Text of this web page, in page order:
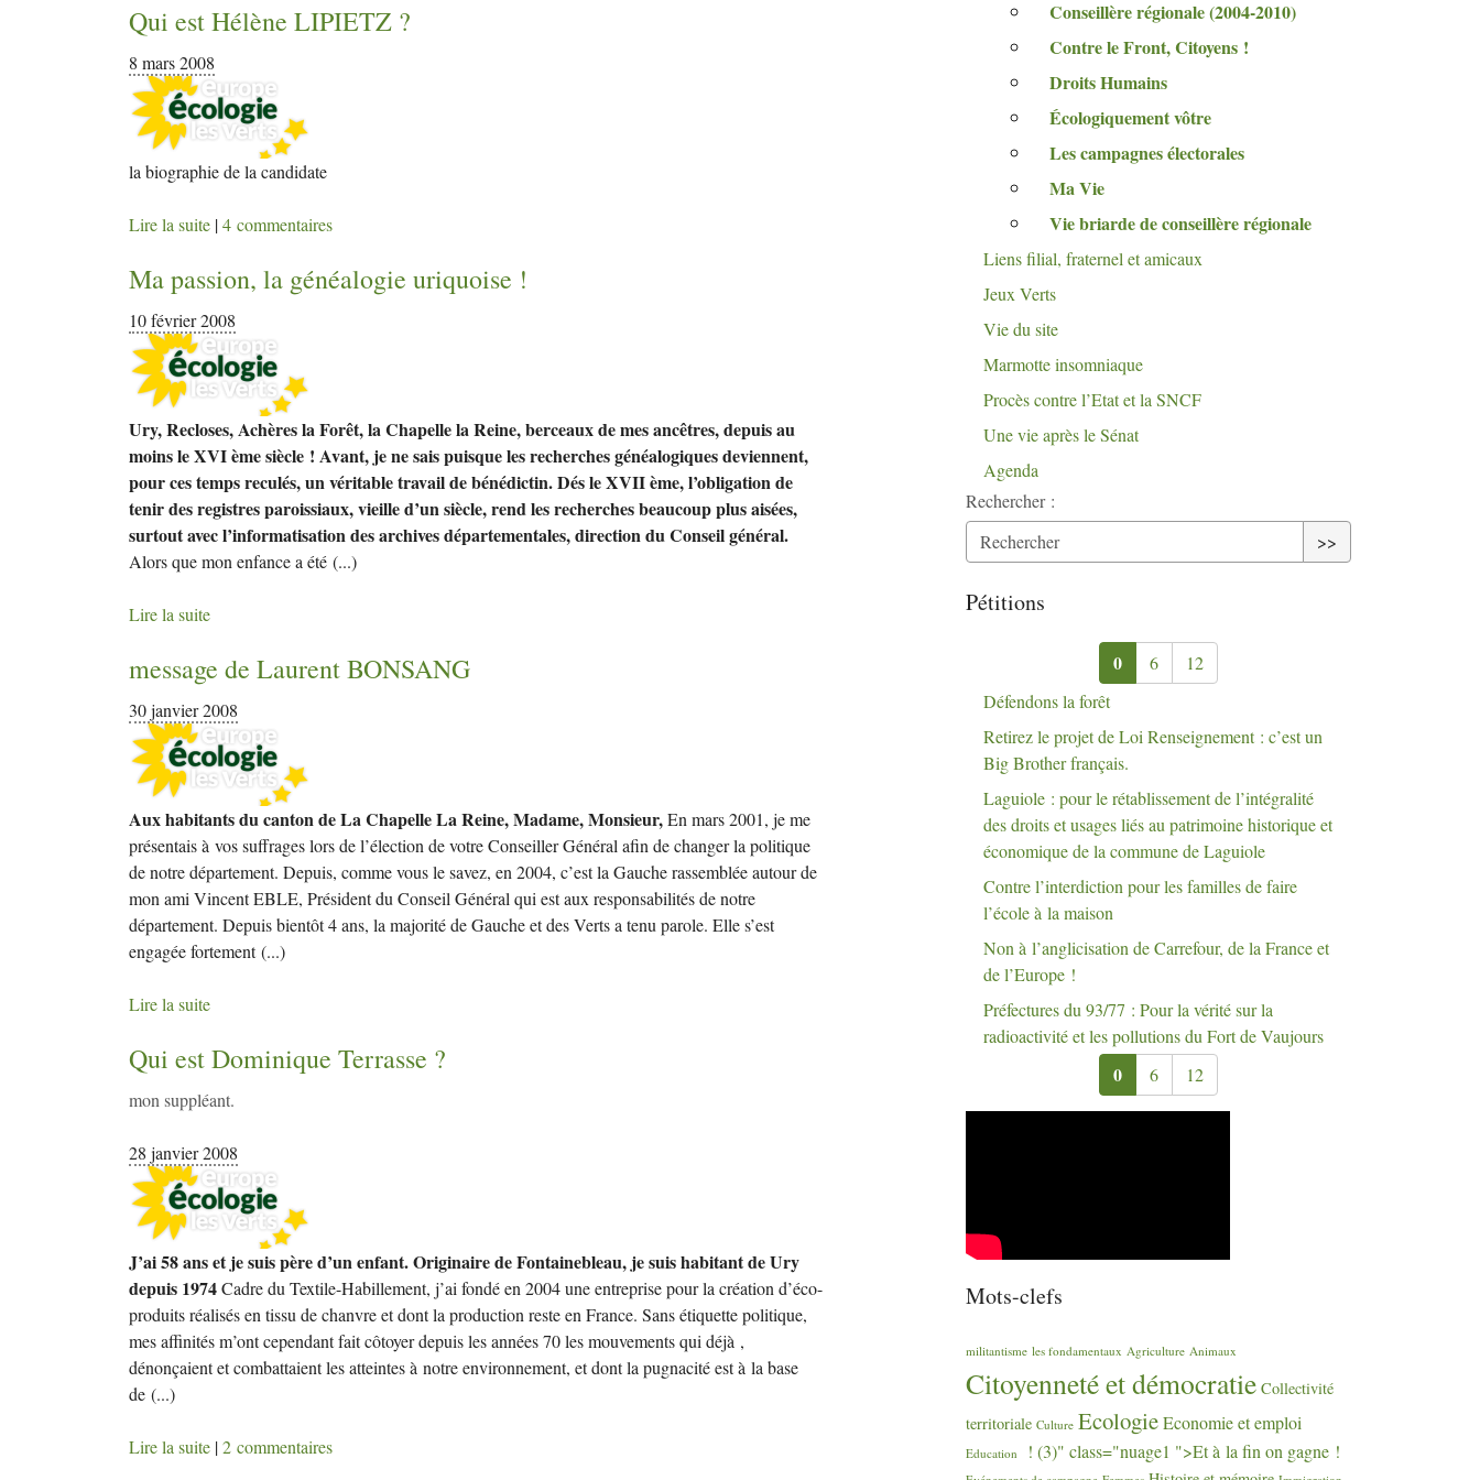
Qui est Hélène LIPIETZ ?
8 mars 2008
la biographie de la candidate
Lire la suite |4 commentaires
Ma passion, la généalogie uriquoise !
10 février 2008
Ury, Recloses, Achères la Forêt, la Chapelle la Reine, berceaux de mes ancêtres, depuis au
moins le XVI ème siècle ! Avant, je ne sais puisque les recherches généalogiques deviennent,
pour ces temps reculés, un véritable travail de bénédictin. Dés le XVII ème, l’obligation de
tenir des registres paroissiaux, vieille d’un siècle, rend les recherches beaucoup plus aisées,
surtout avec l’informatisation des archives départementales, direction du Conseil général.
Alors que mon enfance a été (...)
Lire la suite
message de LaurentBONSANG
30 janvier 2008
Aux habitants du canton de La Chapelle La Reine, Madame, Monsieur,En mars 2001, je me
présentais à vos suffrages lors de l’élection de votre Conseiller Général afin de changer la politique
de notre département. Depuis, comme vous le savez, en 2004, c’est la Gauche rassemblée autour de
mon ami Vincent EBLE, Président du Conseil Général qui est aux responsabilités de notre
département. Depuis bientôt 4 ans, la majorité de Gauche et des Verts a tenu parole. Elle s’est
engagée fortement(...)
Lire la suite
Qui est Dominique Terrasse ?
mon suppléant.
28 janvier 2008
J’ai 58 ans et je suis père d’un enfant. Originaire de Fontainebleau, je suis habitant de Ury
depuis 1974Cadre du Textile-Habillement, j’ai fondé en 2004 une entreprise pour la création d’éco-
produits réalisés en tissu de chanvre et dont la production reste en France. Sans étiquette politique,
mes affinités m’ont cependant fait côtoyer depuis les années 70 les mouvements qui déjà ,
dénonçaient et combattaient les atteintes à notre environnement, et dont la pugnacité est à la base
de (...)
Lire la suite |2 commentaires
Conseillère régionale (2004-2010)
Contre le Front, Citoyens !
Droits Humains
Écologiquement vôtre
Les campagnes électorales
Ma Vie
Vie briarde de conseillère régionale
Liens filial, fraternel et amicaux
Jeux Verts
Vie du site
Marmotte insomniaque
Procès contre l’Etat et la SNCF
Une vie après le Sénat
Agenda
Rechercher :
>>
Pétitions
0 6
12
Défendons la forêt
Retirez le projet de Loi Renseignement : c’est un
Big Brother français.
Laguiole : pour le rétablissement de l’intégralité
des droits et usages liés au patrimoine historique et
économique de la commune de Laguiole
Contre l’interdiction pour les familles de faire
l’école à la maison
Non à l’anglicisation de Carrefour, de la France et
de l’Europe !
Préfectures du 93/77 : Pour la vérité sur la
radioactivité et les pollutions du Fort de Vaujours
0 6 12
Mots-clefs
militantisme les fondamentaux Agriculture Animaux
Citoyenneté et démocratie Collectivité
territoriale Culture EcologieEconomie et emploi
Education ! (3)" class="nuage1 ">Et à la fin on gagne !